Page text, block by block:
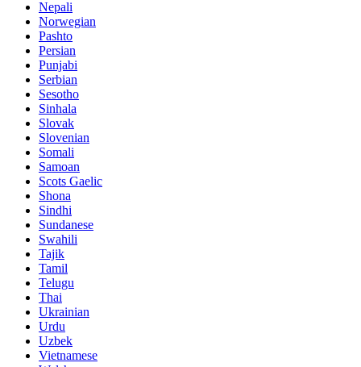
Nepali
Norwegian
Pashto
Persian
Punjabi
Serbian
Sesotho
Sinhala
Slovak
Slovenian
Somali
Samoan
Scots Gaelic
Shona
Sindhi
Sundanese
Swahili
Tajik
Tamil
Telugu
Thai
Ukrainian
Urdu
Uzbek
Vietnamese